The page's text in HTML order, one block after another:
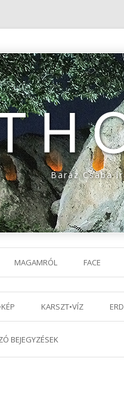
Baráz Csaba
MAGAMRÓL FACE
KARSZT•VÍZ
BEJEGYZÉSEK